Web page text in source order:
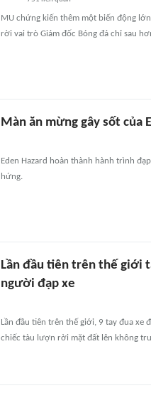
MU chứng kiến thêm một biến động
rời vai trò Giám đốc Bóng đá chỉ sau
Màn ăn mừng gây sốt của
Eden Hazard hoàn thành hành trình
hứng.
Lần đầu tiên trên thế giới
người đạp xe
Lần đầu tiên trên thế giới, 9 tay đua xe
chiếc tàu lượn rời mặt đất lên không